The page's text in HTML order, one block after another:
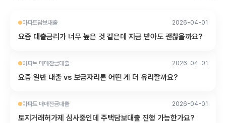
아파트담보대출 2026-04-01
요즘 대출금리가 너무 높은 것 같은데 지금 받아도 괜찮을까요?
아파트 매매잔금대출 2026-04-01
요즘 일반 대출 vs 보금자리론 어떤 게 더 유리할까요?
아파트 매매잔금대출 2026-04-01
토지거래허가제 심사중인데 주택담보대출 진행 가능한가요?